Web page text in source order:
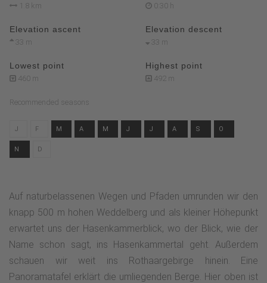
1.8 km 0:30 h
Elevation ascent
33 m
Elevation descent
33 m
Lowest point
460 m
Highest point
492 m
Recommended seasons
J F M A M J J A S O
N D
Auf naturbelassenen Wegen und Pfaden umrunden wir den
knapp 500 m hohen Weddelberg und als kleiner Höhepunkt
erwartet uns der Hasenkammerblick, wo der Blick, wie der
Name schon sagt, ins Hasenkammertal geht. Außerdem
schauen wir weit ins Rothaargebirge hinein. Eine
Panoramatafel erklärt die umliegenden Berge. Hier oben ist